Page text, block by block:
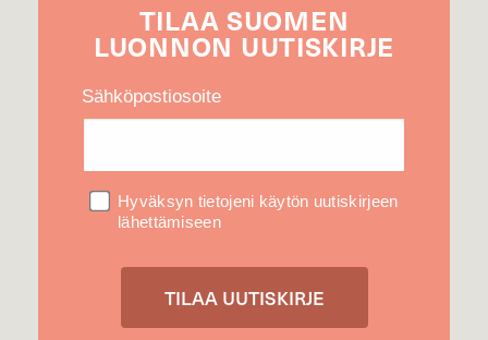
TILAA SUOMEN
LUONNON UUTIS­KIRJE
Sähköpostiosoite
Hyväksyn tietojeni käytön uutiskirjeen
lähettämiseen